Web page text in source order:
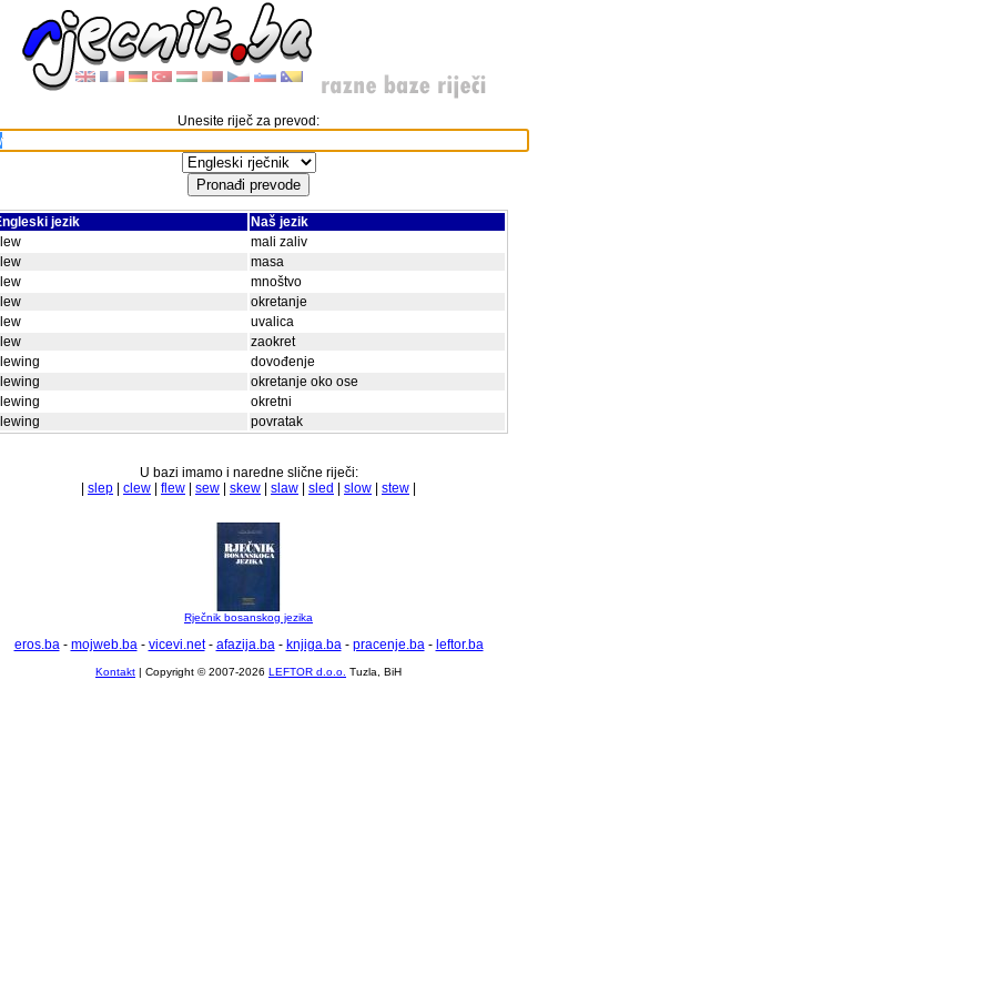
Unesite riječ za prevod:
jezik
Naš jezik
mali zaliv
masa
mnoštvo
okretanje
uvalica
zaokret
dovođenje
okretanje oko ose
okretni
povratak
U bazi imamo i naredne slične riječi:
slep clew flew sew skew slaw sled slow stew
Rječnik bosanskog jezika
eros.ba- mojweb.ba- vicevi.net- afazija.ba- knjiga.ba- pracenje.ba- leftor.ba
Kontakt | Copyright © 2007-2026 LEFTOR d.o.o. Tuzla, BiH